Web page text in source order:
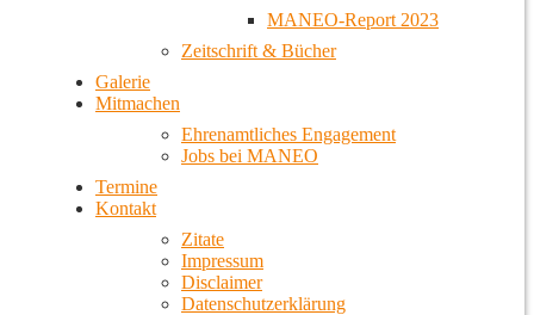
MANEO-Report 2023
Zeitschrift & Bücher
Galerie
Mitmachen
Ehrenamtliches Engagement
Jobs bei MANEO
Termine
Kontakt
Zitate
Impressum
Disclaimer
Datenschutzerklärung